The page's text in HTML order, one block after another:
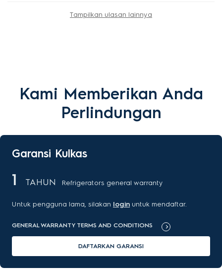
Tampilkan ulasan lainnya
Kami Memberikan Anda
Perlindungan
Garansi Kulkas
1 TAHUN Refrigerators general warranty
Untuk pengguna lama, silakan login untuk mendaftar.
GENERAL WARRANTY TERMS AND CONDITIONS
DAFTARKAN GARANSI